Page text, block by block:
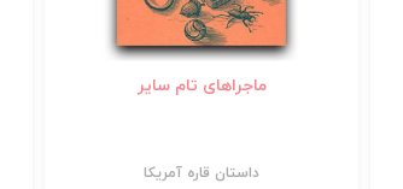
ماجراهای تام سایر
داستان قاره آمریکا